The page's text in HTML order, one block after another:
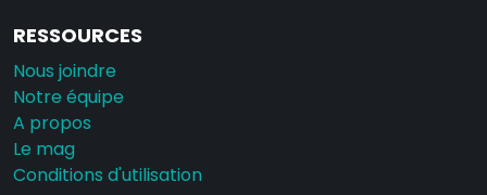
RESSOURCES
Nous joindre
Notre équipe
A propos
Le mag
Conditions d'utilisation